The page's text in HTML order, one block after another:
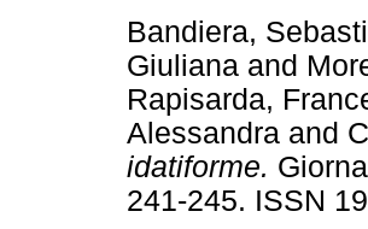
Bandiera,
Giuliana and
Rapisarda,
Alessandra and
idatiforme.
241-245. ISSN